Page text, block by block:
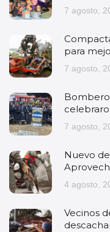
7 agosto,
para
7 agosto,
7 agosto,
Nuevo
4 agosto,
Vecinos